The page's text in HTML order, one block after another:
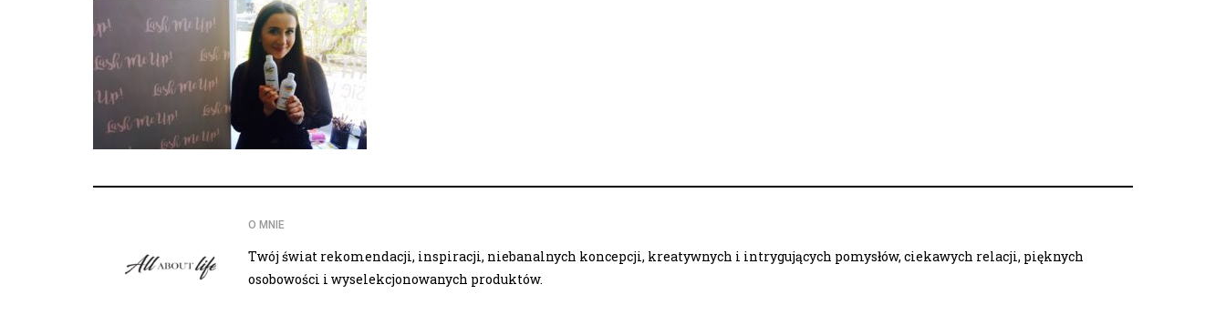
O MNIE
Twój świat rekomendacji, inspiracji, niebanalnych koncepcji, kreatywnych i intrygujących pomysłów, ciekawych relacji, pięknych
osobowości i wyselekcjonowanych produktów.